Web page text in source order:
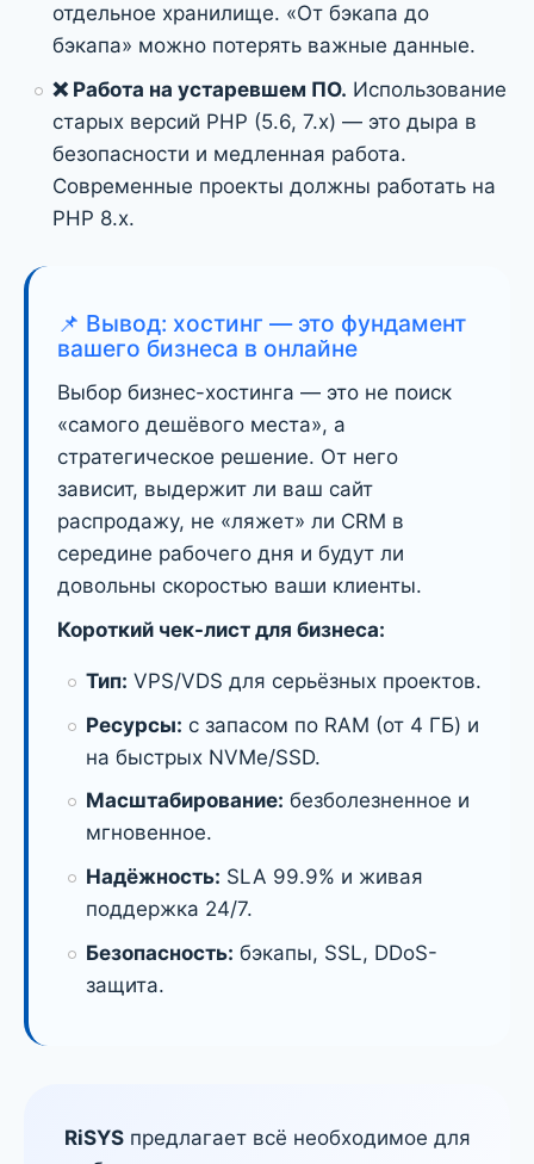
отдельное хранилище. «От бэкапа до
бэкапа» можно потерять важные данные.
❌ Работа на устаревшем ПО. Использование
старых версий PHP (5.6, 7.x) — это дыра в
безопасности и медленная работа.
Современные проекты должны работать на
PHP 8.x.
📌 Вывод: хостинг — это фундамент
вашего бизнеса в онлайне
Выбор бизнес-хостинга — это не поиск
«самого дешёвого места», а
стратегическое решение. От него
зависит, выдержит ли ваш сайт
распродажу, не «ляжет» ли CRM в
середине рабочего дня и будут ли
довольны скоростью ваши клиенты.
Короткий чек-лист для бизнеса:
Тип: VPS/VDS для серьёзных проектов.
Ресурсы: с запасом по RAM (от 4 ГБ) и
на быстрых NVMe/SSD.
Масштабирование: безболезненное и
мгновенное.
Надёжность: SLA 99.9% и живая
поддержка 24/7.
Безопасность: бэкапы, SSL, DDoS-
защита.
RiSYSпредлагает всё необходимое для